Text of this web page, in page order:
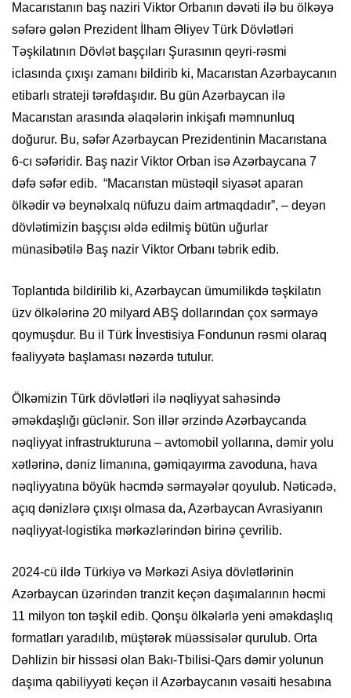
Macarıstanın baş naziri Viktor Orbanın dəvəti ilə bu ölkəyə
səfərə gələn Prezident İlham Əliyev Türk Dövlətləri
Təşkilatının Dövlət başçıları Şurasının qeyri-rəsmi
iclasında çıxışı zamanı bildirib ki, Macarıstan Azərbaycanın
etibarlı strateji tərəfdaşıdır. Bu gün Azərbaycan ilə
Macarıstan arasında əlaqələrin inkişafı məmnunluq
doğurur. Bu, səfər Azərbaycan Prezidentinin Macarıstana
6-cı səfəridir. Baş nazir Viktor Orban isə Azərbaycana 7
dəfə səfər edib. “Macarıstan müstəqil siyasət aparan
ölkədir və beynəlxalq nüfuzu daim artmaqdadır”, – deyən
dövlətimizin başçısı əldə edilmiş bütün uğurlar
münasibətilə Baş nazir Viktor Orbanı təbrik edib.
Toplantıda bildirilib ki, Azərbaycan ümumilikdə təşkilatın
üzv ölkələrinə 20 milyard ABŞ dollarından çox sərmayə
qoymuşdur. Bu il Türk İnvestisiya Fondunun rəsmi olaraq
fəaliyyətə başlaması nəzərdə tutulur.
Ölkəmizin Türk dövlətləri ilə nəqliyyat sahəsində
əməkdaşlığı güclənir. Son illər ərzində Azərbaycanda
nəqliyyat infrastrukturuna – avtomobil yollarına, dəmir yolu
xətlərinə, dəniz limanına, gəmiqayırma zavoduna, hava
nəqliyyatına böyük həcmdə sərmayələr qoyulub. Nəticədə,
açıq dənizlərə çıxışı olmasa da, Azərbaycan Avrasiyanın
nəqliyyat-logistika mərkəzlərindən birinə çevrilib.
2024-cü ildә Türkiyә vә Mәrkәzi Asiya dövlәtlәrinin
Azәrbaycan üzәrindәn tranzit keçәn daşımalarının hәcmi
11 milyon ton təşkil edib. Qonşu ölkələrlə yeni əməkdaşlıq
formatları yaradılıb, müştərək müəssisələr qurulub. Orta
Dəhlizin bir hissəsi olan Bakı-Tbilisi-Qars dəmir yolunun
daşıma qabiliyyəti keçən il Azərbaycanın vəsaiti hesabına